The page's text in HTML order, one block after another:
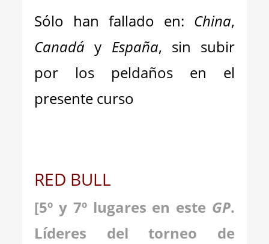
Sólo han fallado en: China,
Canadá y España, sin subir
por los peldaños en el
presente curso
RED BULL
[5º y 7º lugares en este GP.
Líderes del torneo de